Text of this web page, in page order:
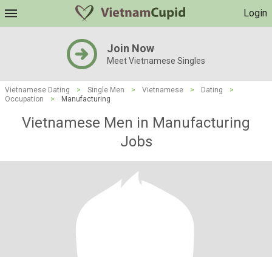
Login
Join Now
Meet Vietnamese Singles
Vietnamese Dating > Single Men > Vietnamese > Dating
>
Occupation
> Manufacturing
Vietnamese Men in Manufacturing
Jobs